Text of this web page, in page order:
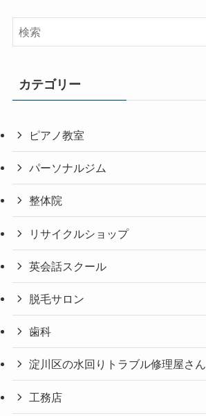
カテゴリー
ピアノ教室
パーソナルジム
整体院
リサイクルショップ
英会話スクール
脱毛サロン
歯科
淀川区の水回りトラブル修理屋さん
工務店